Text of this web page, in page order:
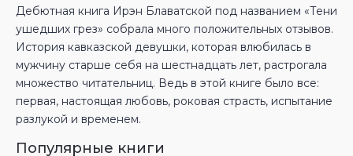
Дебютная книга Ирэн Блаватской под названием «Тени
ушедших грез» собрала много положительных отзывов.
История кавказской девушки, которая влюбилась в
мужчину старше себя на шестнадцать лет, растрогала
множество читательниц. Ведь в этой книге было все:
первая, настоящая любовь, роковая страсть, испытание
разлукой и временем.
Популярные книги